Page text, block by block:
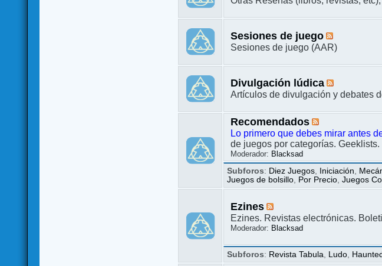
Sesiones de juego
Sesiones de juego (AAR)
Divulgación lúdica
Artículos de divulgación y debates
Recomendados
Lo primero que debes mirar antes
de juegos por categorías. Geeklists.
Moderador: Blacksad
Subforos: Diez Juegos Iniciación
Juegos de bolsillo
Por Precio ,Juegos
Ezines
Ezines. Revistas electrónicas.
Moderador: Blacksad
Subforos: Revista Tabula Ludo